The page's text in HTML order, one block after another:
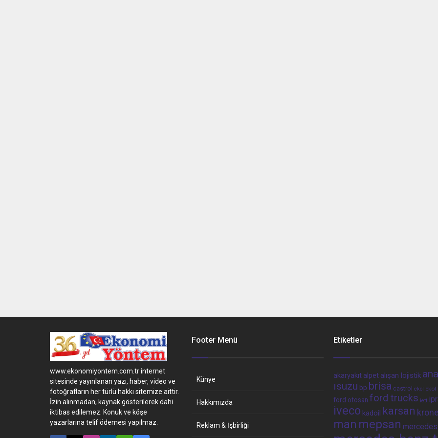
www.ekonomiyontem.com.tr internet
sitesinde yayınlanan yazı, haber, video ve
fotoğrafların her türlü hakkı sitemize aittir.
İzin alınmadan, kaynak gösterilerek dahi
iktibas edilemez. Konuk ve köşe
yazarlarına telif ödemesi yapılmaz.
Footer Menü
Künye
Hakkımızda
Reklam & İşbirliği
Etiketler
akaryakıt alpet alışan lojistik
ısuzu bp brisa castrol ekol ekol
ford otosan ford trucks iett
iveco kadoil karsan
man mepsan